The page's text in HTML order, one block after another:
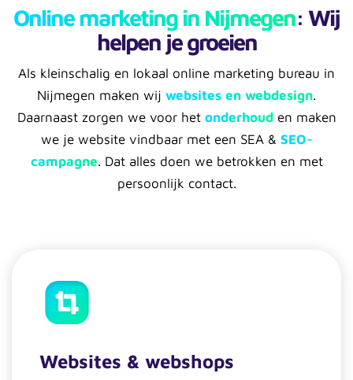
Online marketing in Nijmegen: Wij
helpen je groeien
Als kleinschalig en lokaal online marketing bureau in
Nijmegen maken wij websites en webdesign.
Daarnaast zorgen we voor het onderhouden maken
we je website vindbaar met een SEA & SEO-
campagne. Dat alles doen we betrokken en met
persoonlijk contact.
Websites & webshops